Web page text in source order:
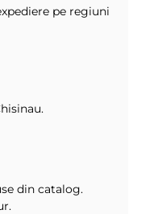
pe regiuni
din catalog.